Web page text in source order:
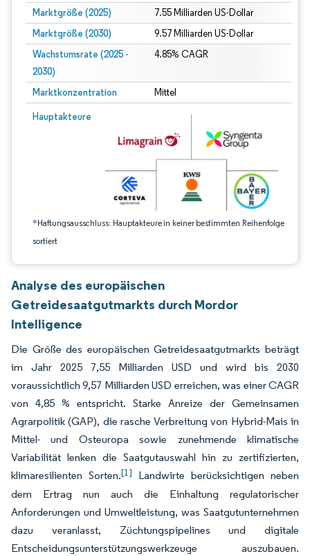
Marktgröße (2025) 7.55 Milliarden US-Dollar
Marktgröße (2030) 9.57 Milliarden US-Dollar
Wachstumsrate (2025 -
2030)
4.85% CAGR
Marktkonzentration Mittel
Hauptakteure
*Haftungsausschluss: Hauptakteure in keiner bestimmten Reihenfolge
sortiert
Bild © Mordor Intelligence. Wiederverwendung erfordert Namensnennung
Analyse des europäischen
Getreidesaatgutmarkts durch Mordor
Intelligence
Die Größe des europäischen Getreidesaatgutmarkts beträgt
im Jahr 2025 7,55 Milliarden USD und wird bis 2030
voraussichtlich 9,57 Milliarden USD erreichen, was einer CAGR
von 4,85 % entspricht. Starke Anreize der Gemeinsamen
Agrarpolitik (GAP), die rasche Verbreitung von Hybrid-Mais in
Mittel- und Osteuropa sowie zunehmende klimatische
Variabilität lenken die Saatgutauswahl hin zu zertifizierten,
klimaresilienten Sorten.[1]
Landwirte berücksichtigen neben
dem Ertrag nun auch die Einhaltung regulatorischer
Anforderungen und Umweltleistung, was Saatgutunternehmen
dazu veranlasst, Züchtungspipelines und digitale
Entscheidungsunterstützungswerkzeuge auszubauen.